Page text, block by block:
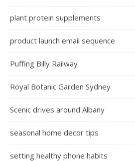
plant protein supplements
product launch email sequence
Puffing Billy Railway
Royal Botanic Garden Sydney
Scenic drives around Albany
seasonal home decor tips
setting healthy phone habits